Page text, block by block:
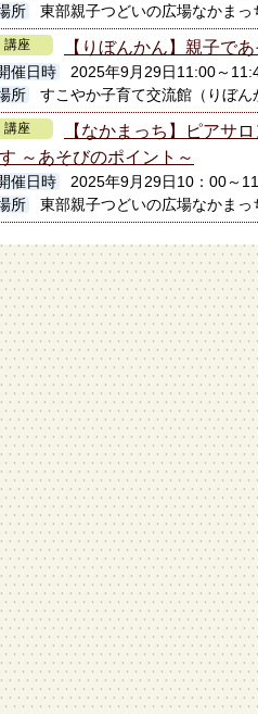
所
東部親子つどいの広場なかまっ
講座 【りぼんかん】親子で
催日時
2025年9月29日11:00～
所
すこやか子育て交流館（りぼん
講座
【なかまっち】ピアサ
～あそびのポイント～
催日時
2025年9月29日10：00～
所
東部親子つどいの広場なかま